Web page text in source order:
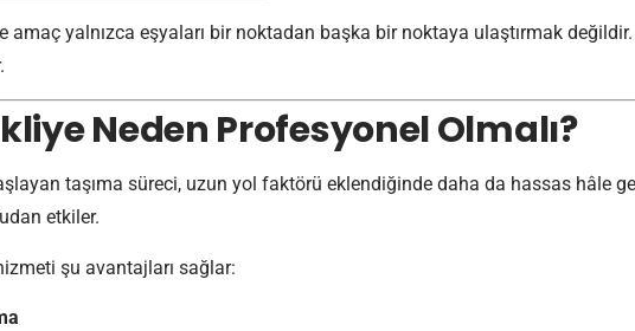
amaç yalnızca eşyaları bir noktadan başka bir noktaya ulaştırmak değildir.
Neden Profesyonel Olmalı?
taşıma süreci, uzun yol faktörü eklendiğinde daha da hassas hâle
etkiler.
şu avantajları sağlar: